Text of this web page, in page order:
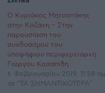
Ο Κυριάκος Μητσοτάκης
στην Κοζάνη – Στην
παρουσίαση του
συνδυασμού του
υποψήφιου περιφερειάρχη
Γιώργου Κασαπίδη
6 Φεβρουαρίου 2019, 11:58 πμ
σε "ΤΑ ΣΗΜΑΝΤΙΚΟΤΕΡΑ"